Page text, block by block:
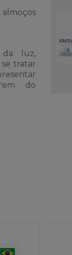
da luz,
tratar
do